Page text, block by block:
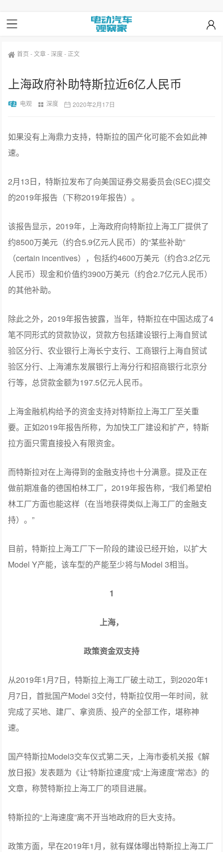
首页 -文章-深度- 正文
上海政府补助特斯拉近6亿人民币
电观 深度 2020年2月17日
如果没有上海鼎力支持，特斯拉的国产化可能不会如此神
速。
2月13日，特斯拉发布了向美国证券交易委员会(SEC)提交
的2019年报告（下称2019年报告）。
该报告显示，2019年，上海政府向特斯拉上海工厂提供了
约8500万美元（约合5.9亿元人民币）的“某些补助”
（certain incentives），包括约4600万美元（约合3.2亿元
人民币）现金和价值约3900万美元（约合2.7亿元人民币）
的其他补助。
除此之外，2019年报告披露，当年，特斯拉在中国达成了4
笔不同形式的贷款协议，贷款方包括建设银行上海自贸试
验区分行、农业银行上海长宁支行、工商银行上海自贸试
验区分行、上海浦东发展银行上海分行和招商银行北京分
行等，总贷款金额为197.5亿元人民币。
上海金融机构给予的资金支持对特斯拉上海工厂至关重
要。正如2019年报告所称，为加快工厂建设和扩产，特斯
拉方面只需直接投入有限资金。
而特斯拉对在上海得到的金融支持也十分满意。提及正在
做前期准备的德国柏林工厂，2019年报告称，“我们希望柏
林工厂方面也能这样（在当地获得类似上海工厂的金融支
持）。”
目前，特斯拉上海工厂下一阶段的建设已经开始，以扩大
Model Y产能，该车型的产能至少将与Model 3相当。
1
上海，
政策资金双支持
从2019年1月7日，特斯拉上海工厂破土动工，到2020年1
月7日，首批国产Model 3交付，特斯拉仅用一年时间，就
完成了买地、建厂、拿资质、投产的全部工作，堪称神
速。
国产特斯拉Model3交车仪式第二天，上海市委机关报《解
放日报》发表题为《让“特斯拉速度”成“上海速度”常态》的
文章，称赞特斯拉上海工厂的项目进展。
特斯拉的“上海速度”离不开当地政府的巨大支持。
政策方面，早在2019年1月，就有媒体曝出特斯拉上海工厂